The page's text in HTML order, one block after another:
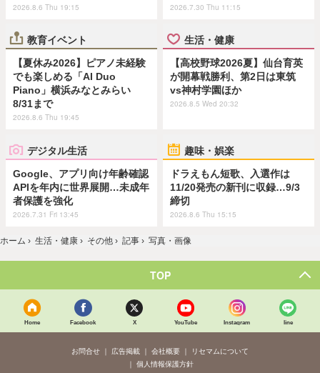
2026.8.6 Thu 19:15 2026.7.30 Thu 11:15
教育イベント
【夏休み2026】ピアノ未経験
でも楽しめる「AI Duo
Piano」横浜みなとみらい
8/31まで
2026.8.6 Thu 19:45
生活・健康
【高校野球2026夏】仙台育英
が開幕戦勝利、第2日は東筑
vs神村学園ほか
2026.8.5 Wed 20:32
デジタル生活
Google、アプリ向け年齢確認
APIを年内に世界展開…未成年
者保護を強化
2026.7.31 Fri 13:45
趣味・娯楽
ドラえもん短歌、入選作は
11/20発売の新刊に収録…9/3
締切
2026.8.6 Thu 15:15
ホーム › 生活・健康 › その他 › 記事 › 写真・画像
TOP
Home Facebook X YouTube Instagram line
お問合せ 広告掲載 会社概要
リセマムについて
個人情報保護方針